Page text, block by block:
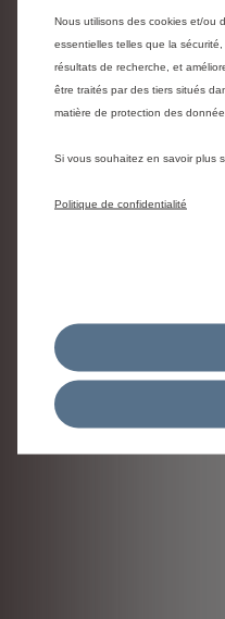
Nous utilisons des cookies et/ou
essentielles telles que la
résultats de recherche, et
être traités par des tiers situés
matière de protection des
Si vous souhaitez en savoir plus
Politique de confidentialité